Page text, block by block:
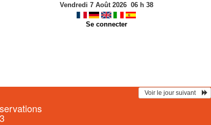
Vendredi 7 Août 2026 06h 38
Se connecter
  Voir le jour suivant